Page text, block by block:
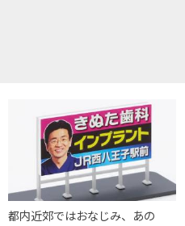
都内近郊ではおなじみ、あの